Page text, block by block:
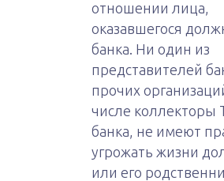
отношении лица,
оказавшегося
банка. Ни один из
представителей
прочих
числе коллекторы
банка, не имеют
угрожать жизни
или его